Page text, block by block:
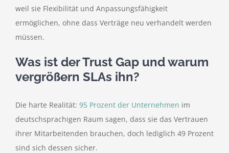
weil sie Flexibilität und Anpassungsfähigkeit
ermöglichen, ohne dass Verträge neu verhandelt werden
müssen.
Was ist der Trust Gap und warum
vergrößern SLAs ihn?
Die harte Realität: 95 Prozent der Unternehmen im
deutschsprachigen Raum sagen, dass sie das Vertrauen
ihrer Mitarbeitenden brauchen, doch lediglich 49 Prozent
sind sich dessen sicher.